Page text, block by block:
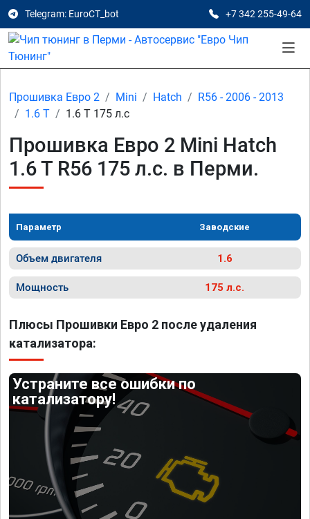
Telegram: EuroCT_bot +7 342 255-49-64
Прошивка Евро 2 Mini Hatch
R56 - 2006 - 2013
1.6 T
1.6 T 175 л.с
Прошивка Евро 2 Mini Hatch
1.6 T R56 175 л.с. в Перми.
Параметр Заводские
Объем двигателя 1.6
Мощность 175 л.с.
Плюсы Прошивки Евро 2 после удаления
катализатора:
Устраните все ошибки по
катализатору!